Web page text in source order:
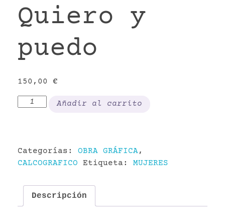
Quiero y
puedo
150,00 €
Quiero
Añadir al carrito
Categorías: OBRA GRÁFICA,
CALCOGRAFICO
Etiqueta: MUJERES
Descripción